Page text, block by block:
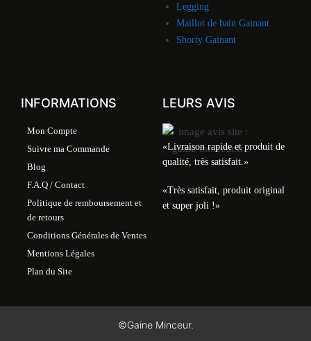
Legging
Maillot de bain Gainant
Shorty Gainant
INFORMATIONS
Mon Compte
Suivre ma Commande
Blog
F.A.Q / Contact
Politique de remboursement et
de retours
Conditions Générales de Ventes
Mentions Légales
Plan du Site
LEURS AVIS
«Livraison rapide et produit de
qualité, très satisfait.»
«Très satisfait, produit original
et super joli !»
©Gaine Minceur.